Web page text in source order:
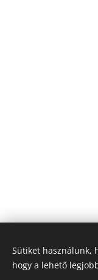
Sütiket használunk,
hogy a lehető